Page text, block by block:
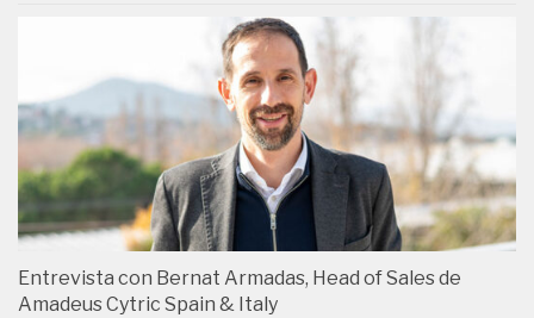
Entrevista con Bernat Armadas, Head of Sales de
Amadeus Cytric Spain & Italy